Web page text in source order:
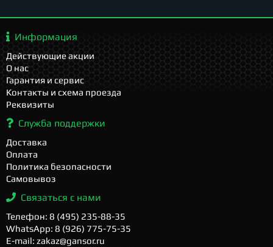
Информация
Действующие акции
О нас
Гарантия и сервис
Контакты и схема проезда
Реквизиты
Служба поддержки
Доставка
Оплата
Политика безопасности
Самовывоз
Связаться с нами
Телефон: 8 (495) 235-88-35
WhatsApp: 8 (926) 775-75-35
E-mail: zakaz@gansor.ru